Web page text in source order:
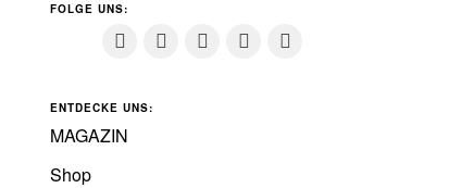
FOLGE UNS:
ENTDECKE UNS:
MAGAZIN
Shop